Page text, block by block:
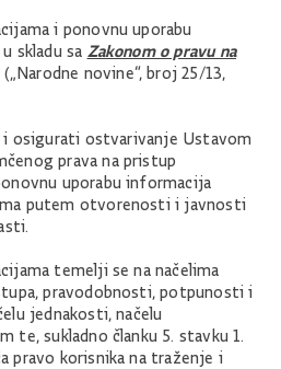
i ponovnu uporabu
skladu sa Zakonom o pravu na
(„Narodne novine“, broj 25/13,
osigurati ostvarivanje Ustavom
prava na pristup
uporabu informacija
putem otvorenosti i javnosti
temelji se na načelima
pravodobnosti, potpunosti i
jednakosti, načelu
te, sukladno članku 5. stavku 1.
pravo korisnika na traženje i